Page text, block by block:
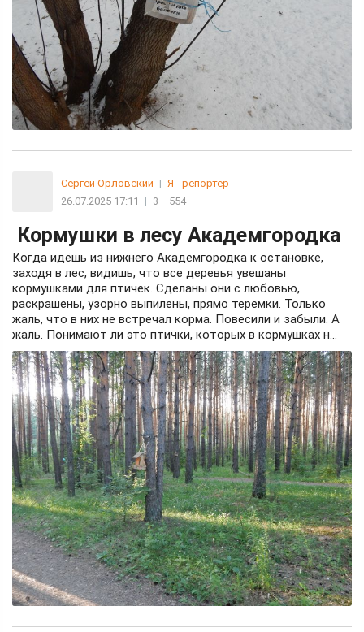
Сергей Орловский | Я - репортер
26.07.2025 17:11
| 3 554
Кормушки в лесу Академгородка
Когда идёшь из нижнего Академгородка к остановке,
заходя в лес, видишь, что все деревья увешаны
кормушками для птичек. Сделаны они с любовью,
раскрашены, узорно выпилены, прямо теремки. Только
жаль, что в них не встречал корма. Повесили и забыли. А
жаль. Понимают ли это птички, которых в кормушках н...